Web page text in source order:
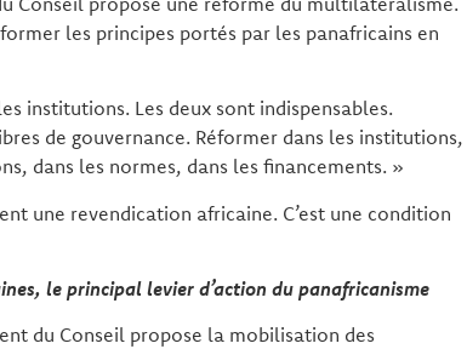
les principes portés par les panafricains en
institutions. Les deux sont indispensables.
de gouvernance. Réformer dans les institutions,
dans les normes, dans les financements. »
une revendication africaine. C’est une condition
le principal levier d’action du panafricanisme
du Conseil propose la mobilisation des